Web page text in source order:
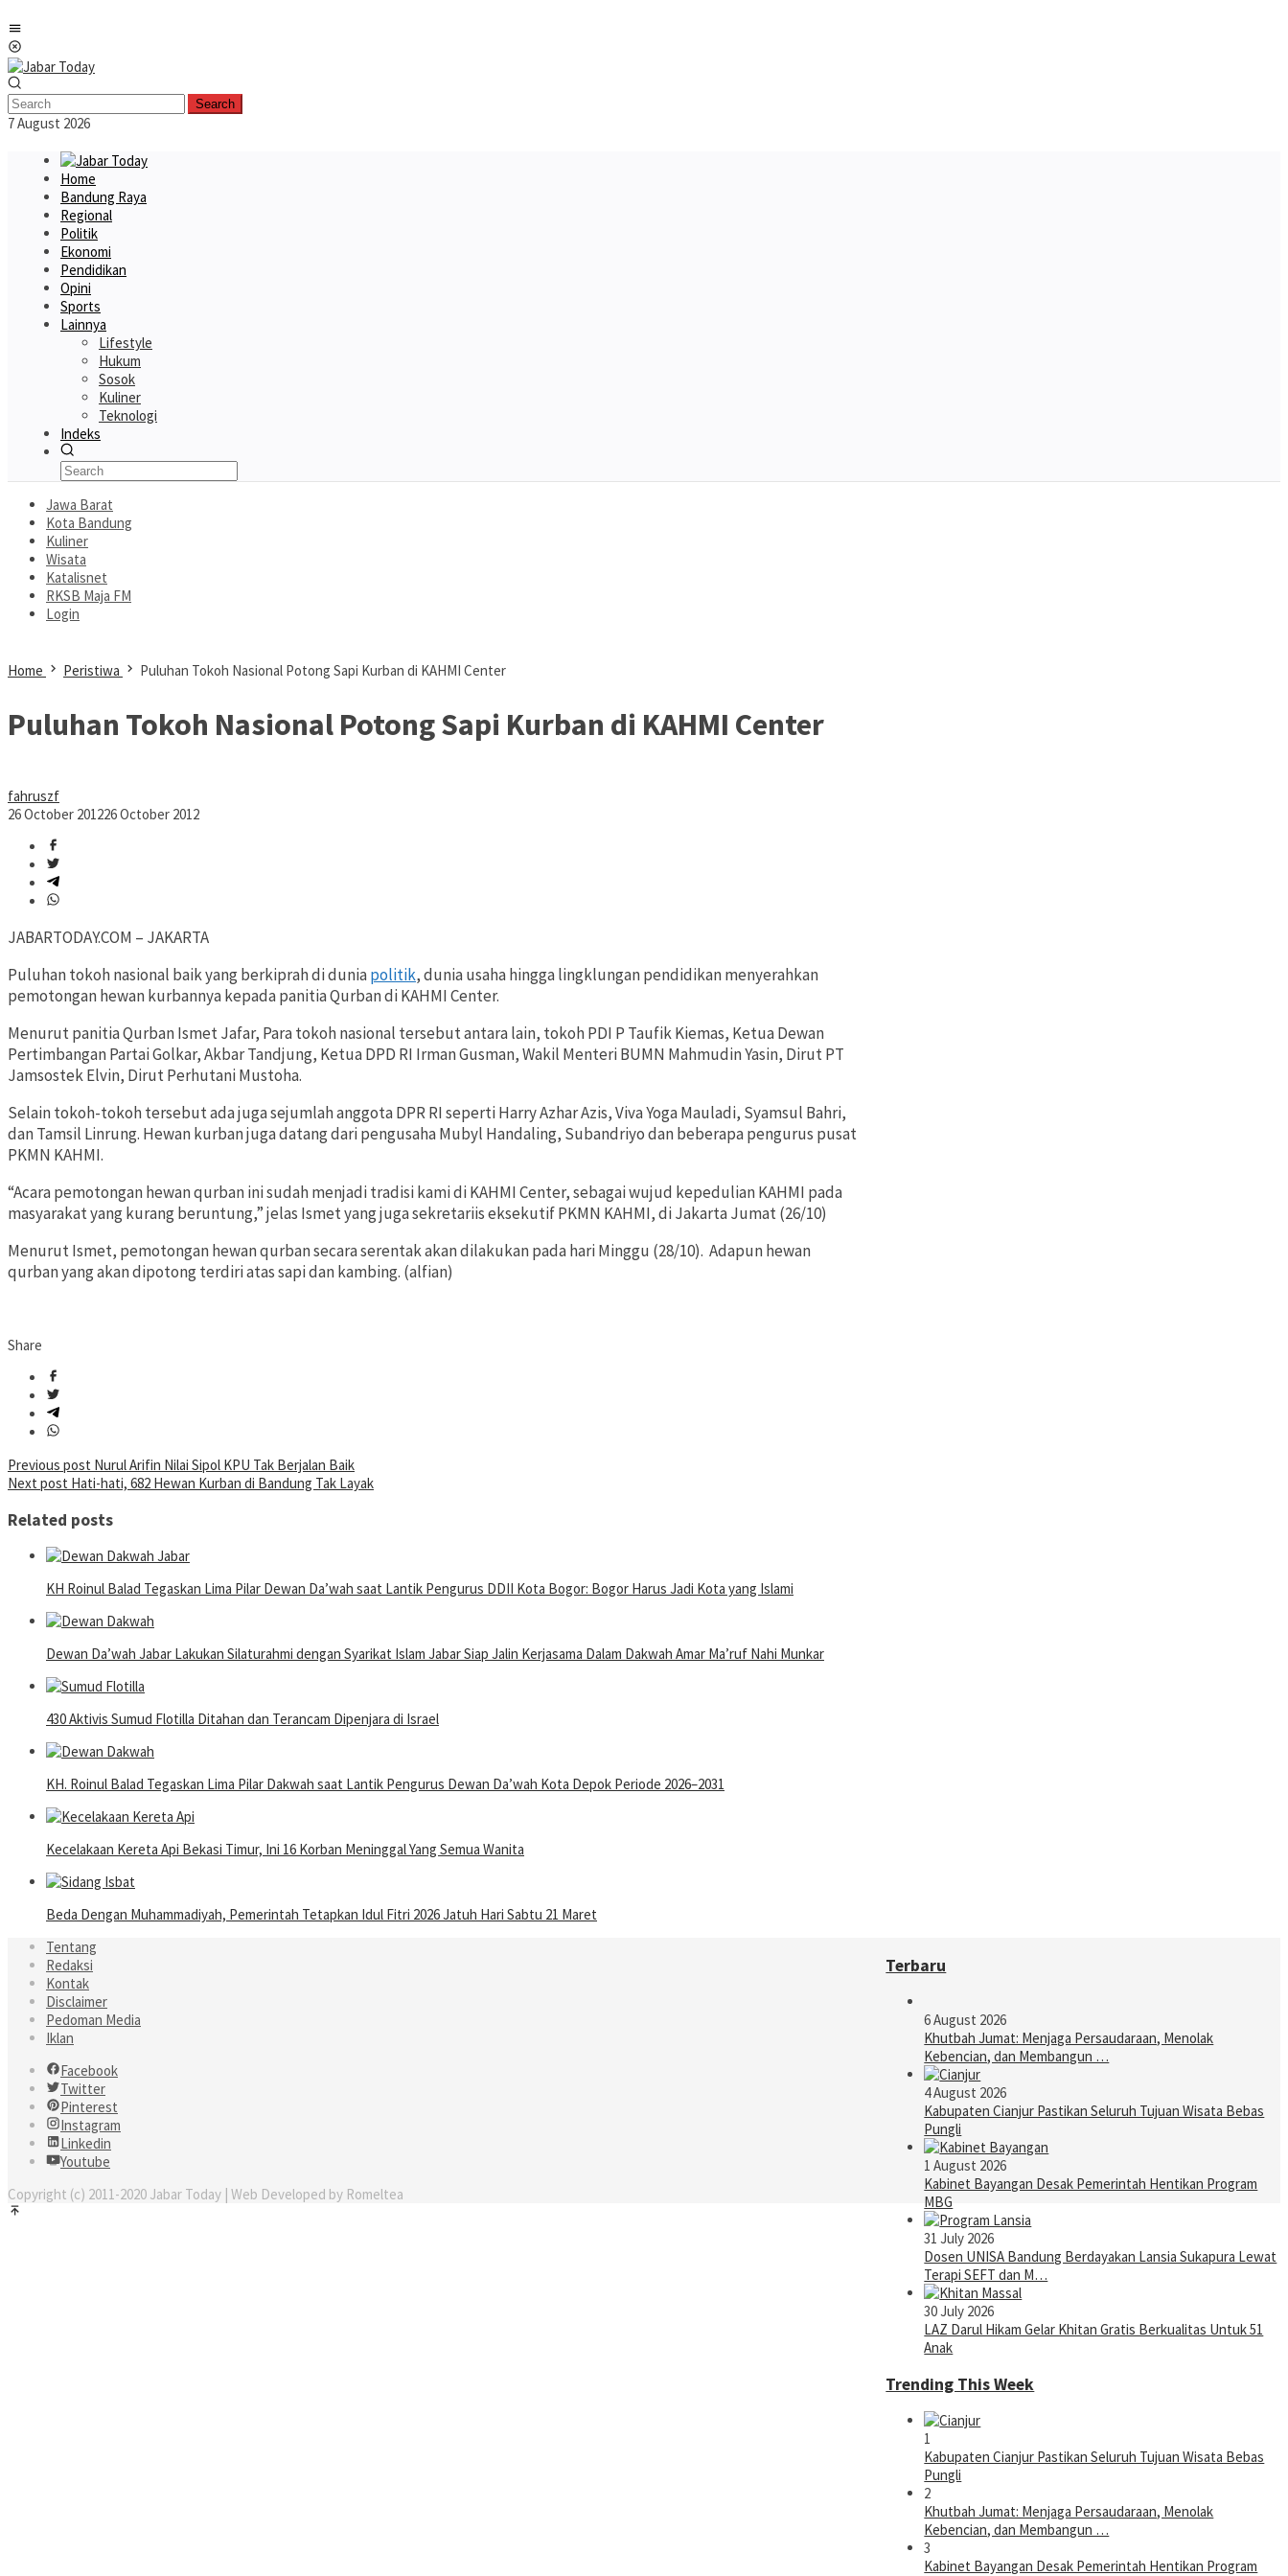
to
content
Search
7 August 2026
Home
Bandung Raya
Regional
Politik
Ekonomi
Pendidikan
Opini
Sports
Lainnya
Lifestyle
Hukum
Sosok
Kuliner
Teknologi
Indeks
Jawa Barat
Kota Bandung
Kuliner
Wisata
Katalisnet
RKSB Maja FM
Login
Home Peristiwa Puluhan Tokoh Nasional Potong Sapi Kurban di KAHMI Center
Puluhan Tokoh Nasional Potong Sapi Kurban di KAHMI Center
fahruszf
26 October 201226 October 2012
JABARTODAY.COM – JAKARTA
Puluhan tokoh nasional baik yang berkiprah di duniapolitik, dunia usaha hingga lingklungan pendidikan menyerahkan
pemotongan hewan kurbannya kepada panitia Qurban di KAHMI Center.
Menurut panitia Qurban Ismet Jafar, Para tokoh nasional tersebut antara lain, tokoh PDI P Taufik Kiemas, Ketua Dewan
Pertimbangan Partai Golkar, Akbar Tandjung, Ketua DPD RI Irman Gusman, Wakil Menteri BUMN Mahmudin Yasin, Dirut PT
Jamsostek Elvin, Dirut Perhutani Mustoha.
Selain tokoh-tokoh tersebut ada juga sejumlah anggota DPR RI seperti Harry Azhar Azis, Viva Yoga Mauladi, Syamsul Bahri,
dan Tamsil Linrung. Hewan kurban juga datang dari pengusaha Mubyl Handaling, Subandriyo dan beberapa pengurus pusat
PKMN KAHMI.
“Acara pemotongan hewan qurban ini sudah menjadi tradisi kami di KAHMI Center, sebagai wujud kepedulian KAHMI pada
masyarakat yang kurang beruntung,” jelas Ismet yang juga sekretariis eksekutif PKMN KAHMI, di Jakarta Jumat (26/10)
Menurut Ismet, pemotongan hewan qurban secara serentak akan dilakukan pada hari Minggu (28/10). Adapun hewan
qurban yang akan dipotong terdiri atas sapi dan kambing. (alfian)
Share
Post
navigation
Previous post Nurul Arifin Nilai Sipol KPU Tak Berjalan Baik
Next post Hati-hati, 682 Hewan Kurban di Bandung Tak Layak
Related posts
KH Roinul Balad Tegaskan Lima Pilar Dewan Da’wah saat Lantik Pengurus DDII Kota Bogor: Bogor Harus Jadi Kota yang Islami
Dewan Da’wah Jabar Lakukan Silaturahmi dengan Syarikat Islam Jabar Siap Jalin Kerjasama Dalam Dakwah Amar Ma’ruf Nahi Munkar
430 Aktivis Sumud Flotilla Ditahan dan Terancam Dipenjara di Israel
KH. Roinul Balad Tegaskan Lima Pilar Dakwah saat Lantik Pengurus Dewan Da’wah Kota Depok Periode 2026–2031
Kecelakaan Kereta Api Bekasi Timur, Ini 16 Korban Meninggal Yang Semua Wanita
Beda Dengan Muhammadiyah, Pemerintah Tetapkan Idul Fitri 2026 Jatuh Hari Sabtu 21 Maret
Terbaru
6 August 2026
Khutbah Jumat: Menjaga Persaudaraan, Menolak
Kebencian, dan Membangun …
4 August 2026
Kabupaten Cianjur Pastikan Seluruh Tujuan Wisata Bebas
Pungli
1 August 2026
Kabinet Bayangan Desak Pemerintah Hentikan Program
MBG
31 July 2026
Dosen UNISA Bandung Berdayakan Lansia Sukapura Lewat
Terapi SEFT dan M…
30 July 2026
LAZ Darul Hikam Gelar Khitan Gratis Berkualitas Untuk 51
Anak
Trending This Week
1
Kabupaten Cianjur Pastikan Seluruh Tujuan Wisata Bebas
Pungli
2
Khutbah Jumat: Menjaga Persaudaraan, Menolak
Kebencian, dan Membangun …
3
Kabinet Bayangan Desak Pemerintah Hentikan Program
Tentang
Redaksi
Kontak
Disclaimer
Pedoman Media
Iklan
Facebook
Twitter
Pinterest
Instagram
Linkedin
Youtube
Copyright (c) 2011-2020 Jabar Today | Web Developed by Romeltea